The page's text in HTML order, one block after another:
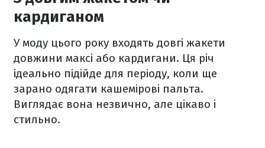
кардиганом
У моду цього року входять довгі жакети
довжини максі або кардигани. Ця річ
ідеально підійде для періоду, коли ще
зарано одягати кашемірові пальта.
Виглядає вона незвично, але цікаво і
стильно.